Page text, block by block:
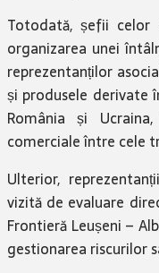
Totodată, șefii celor
organizarea unei
reprezentanților
și produsele derivate
România și
comerciale între cele
Ulterior,
vizită de evaluare
Frontieră Leușeni –
gestionarea riscurilor